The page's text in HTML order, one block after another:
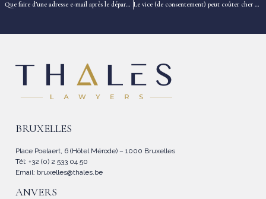
Que faire d’une adresse e-mail après le départ d’un employé ? Le vice (de consentement) peut coûter cher – La Libre Eco 05/10/2024
BRUXELLES
Place Poelaert, 6 (Hôtel Mérode) – 1000 Bruxelles
Tél: +32 (0) 2 533 04 50
Email: bruxelles@thales.be
ANVERS